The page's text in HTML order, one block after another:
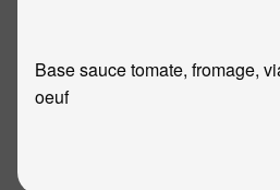
Base sauce tomate, fromage,
oeuf